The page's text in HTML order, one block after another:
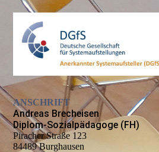
ANSCHRIFT
Andreas Brecheisen
Diplom-Sozialpädagoge (FH)
Piracher Straße 123
84489 Burghausen